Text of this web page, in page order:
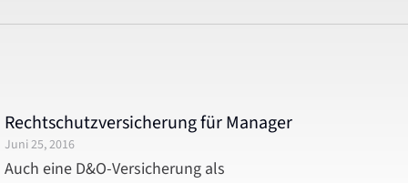
Rechtschutzversicherung für Manager
Juni 25, 2016
Auch eine D&O-Versicherung als